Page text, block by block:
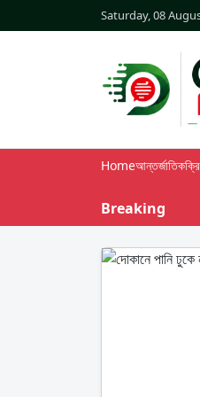
Saturday, 08
Homeআন্তর্জাতিক
Breaking